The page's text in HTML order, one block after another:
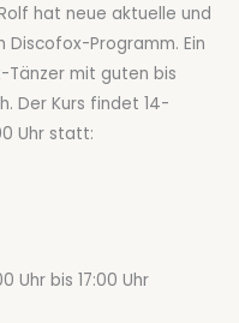
hat neue aktuelle und
Programm. Ein
Tänzer mit guten bis
Der Kurs findet 14-
Uhr statt:
Uhr bis 17:00 Uhr